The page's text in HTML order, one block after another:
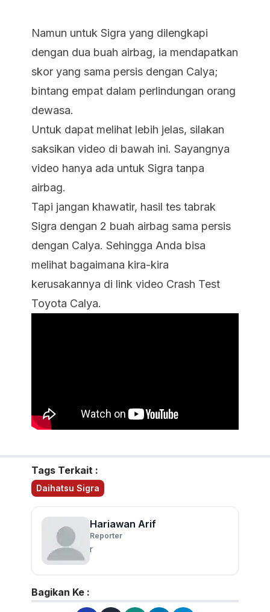
Namun untuk Sigra yang dilengkapi
dengan dua buah airbag, ia mendapatkan
skor yang sama persis dengan Calya;
bintang empat dalam perlindungan orang
dewasa.
Untuk dapat melihat lebih jelas, silakan
saksikan video di bawah ini. Sayangnya
video hanya ada untuk Sigra tanpa
airbag.
Tapi jangan khawatir, hasil tes tabrak
Sigra dengan 2 buah airbag sama persis
dengan Calya. Sehingga Anda bisa
melihat bagaimana kira-kira
kerusakannya di link video Crash Test
Toyota Calya.
Tags Terkait :
Daihatsu Sigra
Hariawan Arif
Reporter
r
Bagikan Ke :